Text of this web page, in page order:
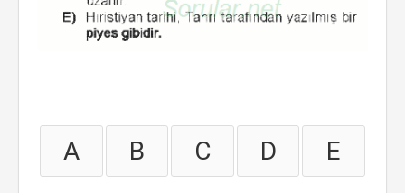
A B C D E